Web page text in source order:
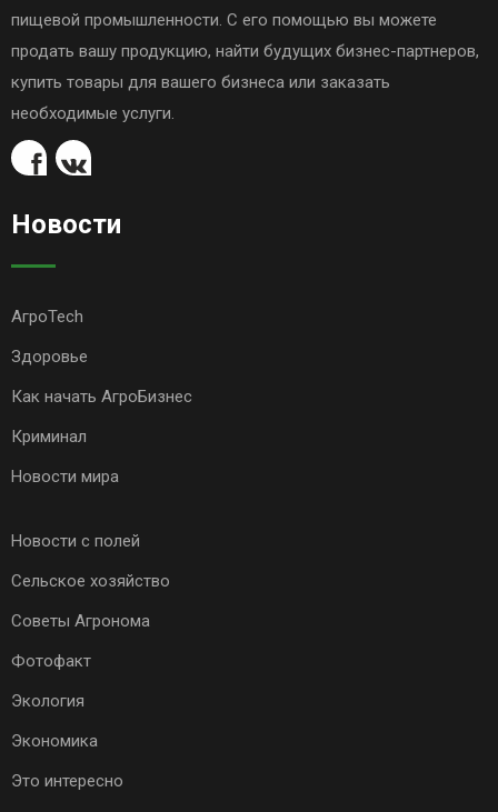
пищевой промышленности. С его помощью вы можете
продать вашу продукцию, найти будущих бизнес-партнеров,
купить товары для вашего бизнеса или заказать
необходимые услуги.
Новости
АгроTech
Здоровье
Как начать АгроБизнес
Криминал
Новости мира
Новости с полей
Сельское хозяйство
Советы Агронома
Фотофакт
Экология
Экономика
Это интересно